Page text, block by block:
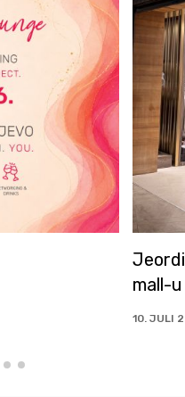
Jeordie's u od sada u